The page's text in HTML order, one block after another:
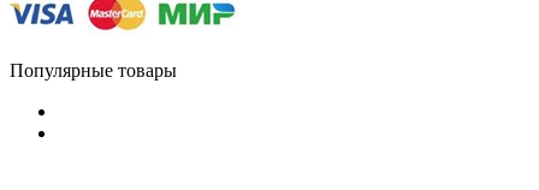
Популярные товары